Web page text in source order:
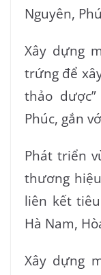
Nguyên,
Xây dựng
trứng để
thảo
Phúc, gắn
Phát triển
thương
liên kết
Hà Nam,
Xây dựng